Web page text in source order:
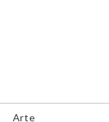
Arte